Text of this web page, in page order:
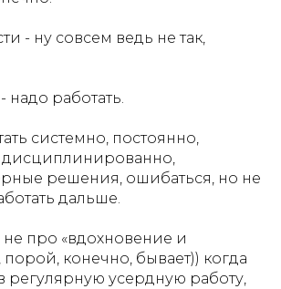
- ну совсем ведь не так,
надо работать.
системно, постоянно,
дисциплинированно,
решения, ошибаться, но не
дальше.
не про «вдохновение и
порой, конечно, бывает)) когда
регулярную усердную работу,